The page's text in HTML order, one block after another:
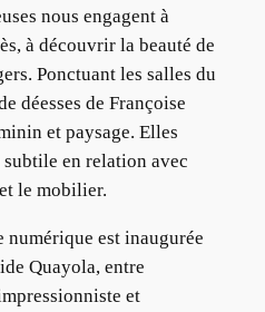
nous engagent à
à découvrir la beauté de
Ponctuant les salles du
déesses de Françoise
et paysage. Elles
en relation avec
le mobilier.
numérique est inaugurée
Quayola, entre
et